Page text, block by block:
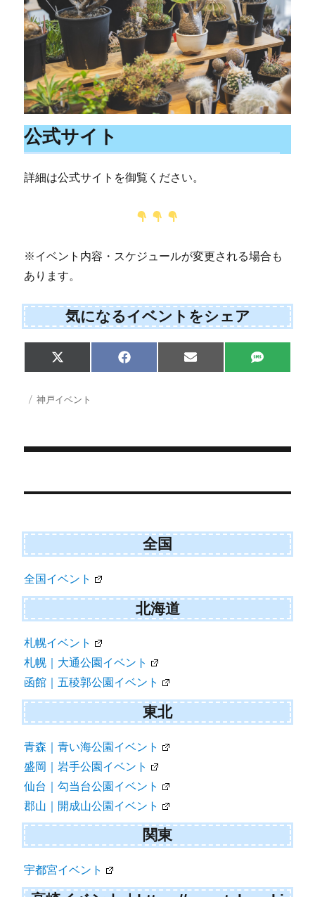
公式サイト
詳細は公式サイトを御覧ください。
※イベント内容・スケジュールが変更される場合も
あります。
気になるイベントをシェア
Share
on
X
(
w
r
Share
on
F
a
Share
on
E
m
Share
on
S
M
投 カ
神戸イベント
稿
ビ
ー
シ
ョ
ン
全国
全国イベント
北海道
札幌イベント
札幌｜大通公園イベント
函館｜五稜郭公園イベント
東北
青森｜青い海公園イベント
盛岡｜岩手公園イベント
仙台｜勾当台公園イベント
郡山｜開成山公園イベント
関東
宇都宮イベント